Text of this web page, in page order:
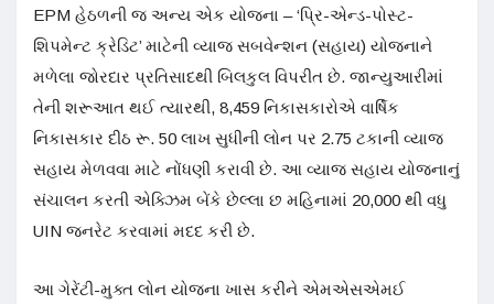
EPM હેઠળની જ અન્ય એક યોજના – ‘પ્રિ-એન્ડ-પોસ્ટ-
શિપમેન્ટ ક્રેડિટ’ માટેની વ્યાજ સબવેન્શન (સહાય) યોજનાને
મળેલા જોરદાર પ્રતિસાદથી બિલકુલ વિપરીત છે. જાન્યુઆરીમાં
તેની શરૂઆત થઈ ત્યારથી, 8,459 નિકાસકારોએ વાર્ષિક
નિકાસકાર દીઠ રૂ. 50 લાખ સુધીની લોન પર 2.75 ટકાની વ્યાજ
સહાય મેળવવા માટે નોંધણી કરાવી છે. આ વ્યાજ સહાય યોજનાનું
સંચાલન કરતી એક્ઝિમ બેંકે છેલ્લા છ મહિનામાં 20,000 થી વધુ
UIN જનરેટ કરવામાં મદદ કરી છે.
આ ગેરેંટી-મુક્ત લોન યોજના ખાસ કરીને એમએસએમઈ